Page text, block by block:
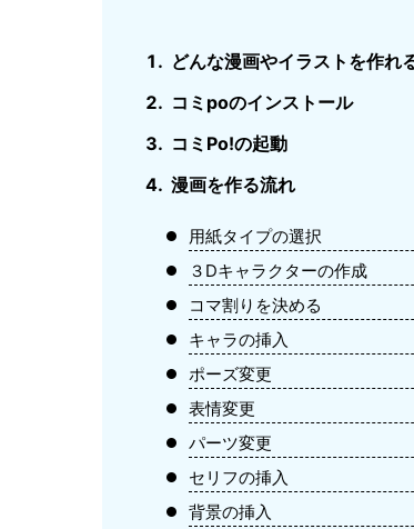
どんな漫画やイラストを作れ
コミpoのインストール
コミPo!の起動
漫画を作る流れ
用紙タイプの選択
３Dキャラクターの作成
コマ割りを決める
キャラの挿入
ポーズ変更
表情変更
パーツ変更
セリフの挿入
背景の挿入